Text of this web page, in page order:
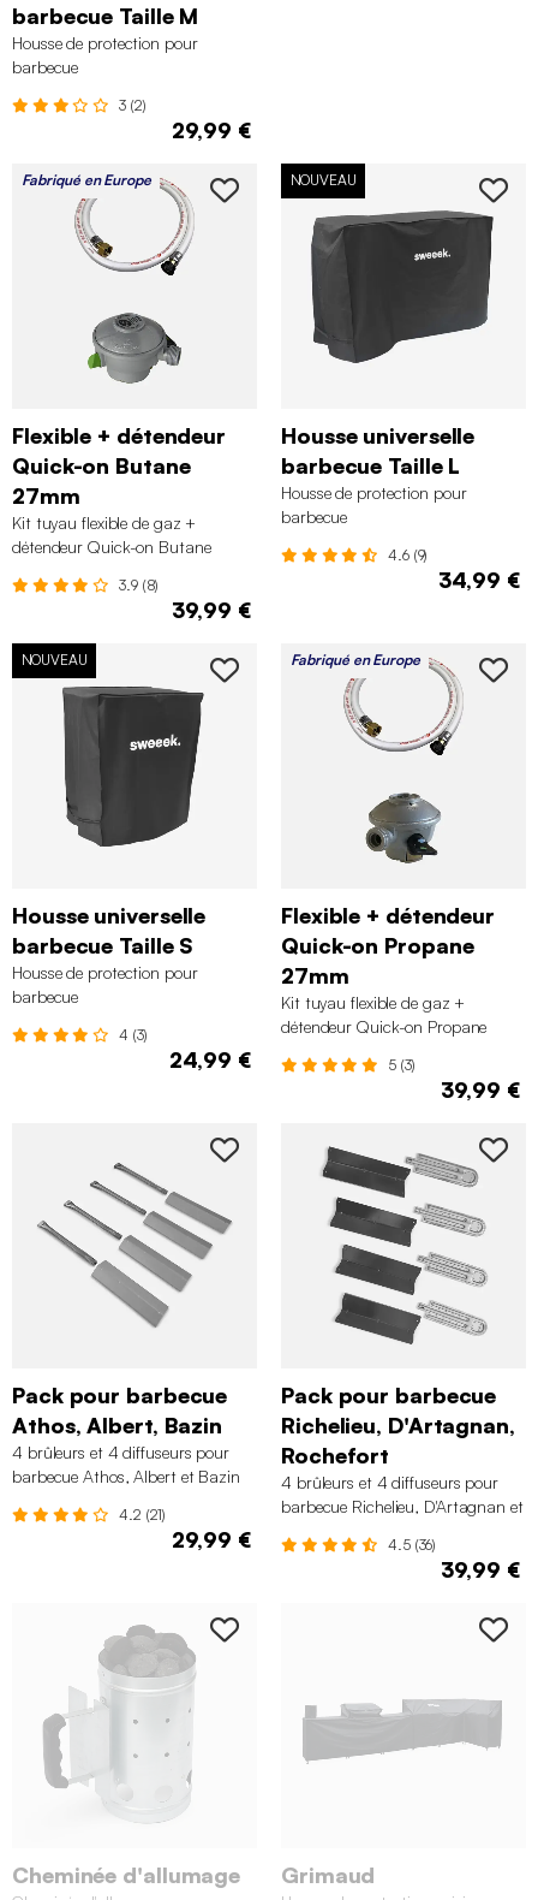
barbecue Taille M
Housse de protection pour
barbecue
3 (2)
29,99 €
Fabriqué en Europe
Flexible + détendeur
Quick-on Butane
27mm
Kit tuyau flexible de gaz +
détendeur Quick-on Butane
3.9 (8)
39,99 €
NOUVEAU
Housse universelle
barbecue Taille L
Housse de protection pour
barbecue
4.6 (9)
34,99 €
NOUVEAU
Housse universelle
barbecue Taille S
Housse de protection pour
barbecue
4 (3)
24,99 €
Fabriqué en Europe
Flexible + détendeur
Quick-on Propane
27mm
Kit tuyau flexible de gaz +
détendeur Quick-on Propane
5 (3)
39,99 €
Pack pour barbecue
Athos, Albert, Bazin
4 brûleurs et 4 diffuseurs pour
barbecue Athos, Albert et Bazin
4.2 (21)
29,99 €
Pack pour barbecue
Richelieu, D'Artagnan,
Rochefort
4 brûleurs et 4 diffuseurs pour
barbecue Richelieu, D'Artagnan et
4.5 (36)
39,99 €
Cheminée d'allumage Grimaud